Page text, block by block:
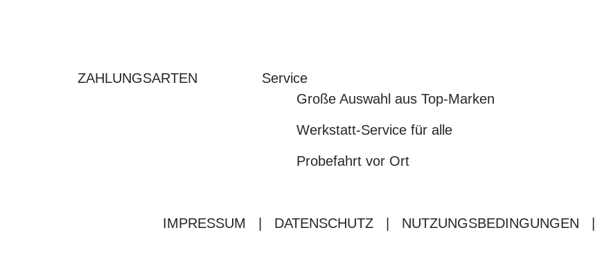
ZAHLUNGSARTEN
Service
Große Auswahl aus Top-Marken
Werkstatt-Service für alle
Probefahrt vor Ort
IMPRESSUM DATENSCHUTZ NUTZUNGSBEDINGUNGEN